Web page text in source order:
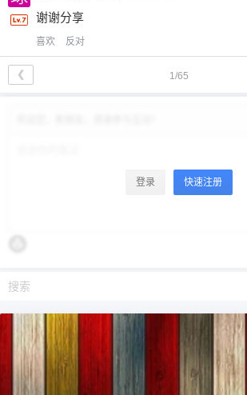
谢谢分享
喜欢 反对
1/65
❮
登录 快速注册